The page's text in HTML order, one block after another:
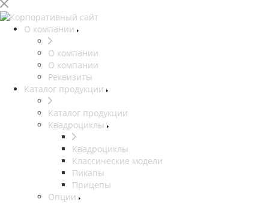
О компании
О компании
О компании
Реквизиты
Каталог продукции
Каталог продукции
Квадроциклы
Квадроциклы
Классические модели
Пикапы
Прицепы
Опции